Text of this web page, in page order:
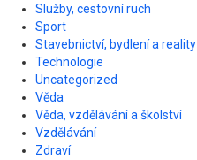
Služby, cestovní ruch
Sport
Stavebnictví, bydlení a reality
Technologie
Uncategorized
Věda
Věda, vzdělávání a školství
Vzdělávání
Zdraví